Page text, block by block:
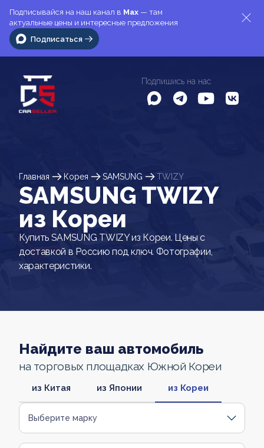
Подписывайся на наш канал в Max — там
актуальные цены и интересные предложения
Подписаться
Подпишись на нас
Главная Корея SAMSUNG TWIZY
SAMSUNG TWIZY
из Кореи
Купить SAMSUNG TWIZY из Кореи. Цены с
доставкой в Россию под ключ. Фотографии,
характеристики.
Найдите ваш автомобиль
на торговых площадках Южной Кореи
из Китая из Японии из Кореи
Выберите марку